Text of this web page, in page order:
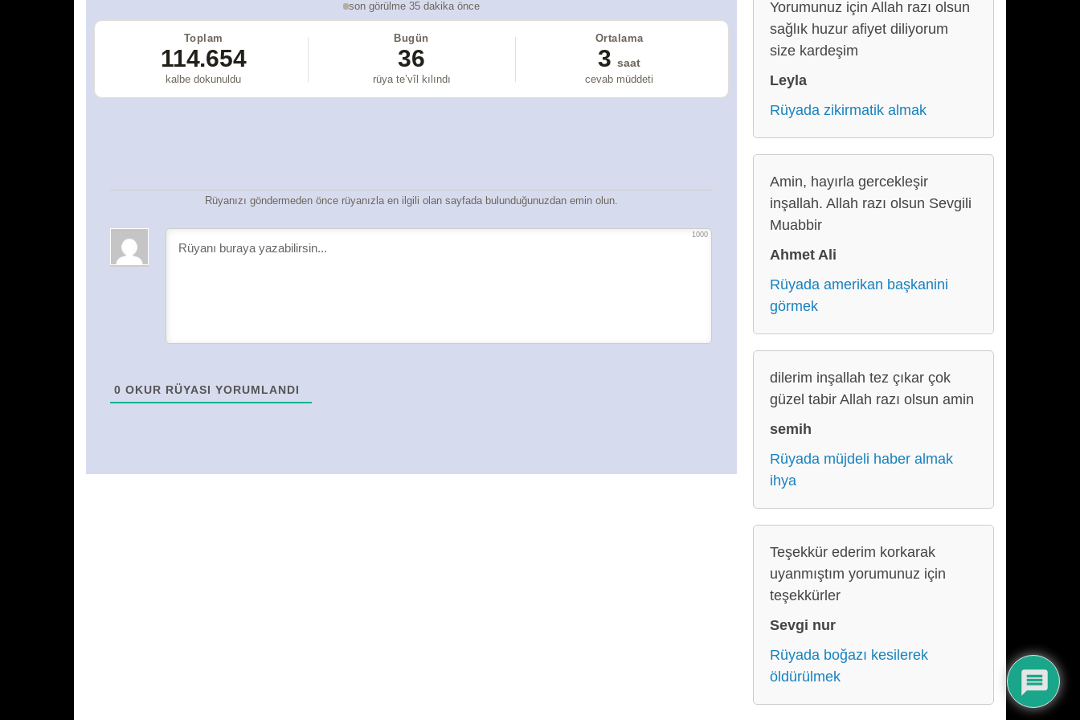
son görülme 35 dakika önce
Toplam
114.654
kalbe dokunuldu
Bugün
36
rüya te’vîl kılındı
Ortalama
3 saat
cevab müddeti
Rüyanızı göndermeden önce rüyanızla en ilgili olan sayfada bulunduğunuzdan emin olun.
1000
0 OKUR RÜYASI YORUMLANDI
Yorumunuz için Allah razı olsun
sağlık huzur afiyet diliyorum
size kardeşim
Leyla
Rüyada zikirmatik almak
Amin, hayırla gercekleşir
inşallah. Allah razı olsun Sevgili
Muabbir
Ahmet Ali
Rüyada amerikan başkanini
görmek
dilerim inşallah tez çıkar çok
güzel tabir Allah razı olsun amin
semih
Rüyada müjdeli haber almak
ihya
Teşekkür ederim korkarak
uyanmıştım yorumunuz için
teşekkürler
Sevgi nur
Rüyada boğazı kesilerek
öldürülmek